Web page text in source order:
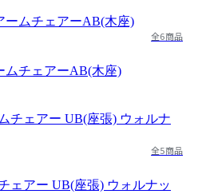
全6商品
ムチェアーAB(木座)
全5商品
ェアー UB(座張) ウォルナッ